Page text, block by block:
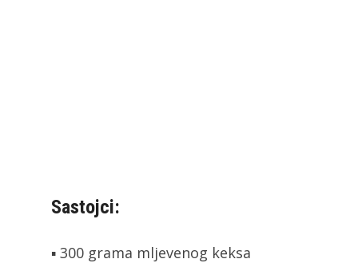
Sastojci:
▪ 300 grama mljevenog keksa